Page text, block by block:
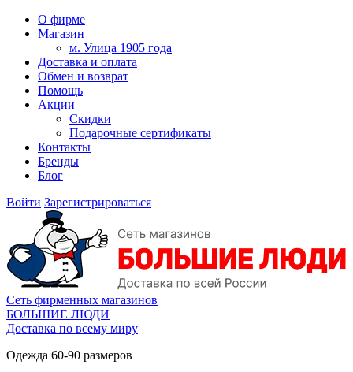
О фирме
Магазин
м. Улица 1905 года
Доставка и оплата
Обмен и возврат
Помощь
Акции
Скидки
Подарочные сертификаты
Контакты
Бренды
Блог
Войти Зарегистрироваться
Сеть фирменных магазинов
БОЛЬШИЕ ЛЮДИ
Доставка по всему миру
Одежда 60-90 размеров